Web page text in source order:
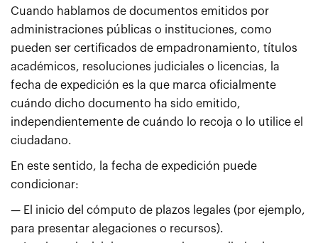
Cuando hablamos de documentos emitidos por
administraciones públicas o instituciones, como
pueden ser certificados de empadronamiento, títulos
académicos, resoluciones judiciales o licencias, la
fecha de expedición es la que marca oficialmente
cuándo dicho documento ha sido emitido,
independientemente de cuándo lo recoja o lo utilice el
ciudadano.
En este sentido, la fecha de expedición puede
condicionar:
— El inicio del cómputo de plazos legales (por ejemplo,
para presentar alegaciones o recursos).